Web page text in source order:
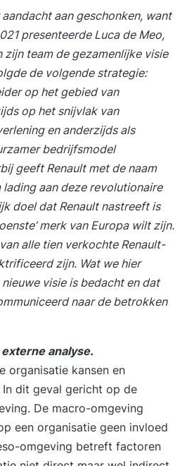
samenhang en
brengen Als je het een
team of organisatie mee
MT leden,
ik
situatie te
– De stappen
te gaan Strategisch
samenhang tussen missie,
Strategiebeoordeling –
strategie te herkennen en
een slechte OKR-methodiek
eigenaarschap,
verbeteren Theoretische
begrip van de theorie van
– Kennis om
– Stappen, timing en
Veranderen –
en handvaten hoe
Inrichting – Rollen,
proces en teams bij het
– Persoonlijke sterke
aan geschonken, want
presenteerde Luca de Meo,
zijn team de gezamenlijke visie
de volgende strategie:
op het gebied van
op het snijvlak van
en anderzijds als
bedrijfsmodel
geeft Renault met de naam
lading aan deze revolutionaire
doel dat Renault nastreeft is
merk van Europa wilt zijn.
alle tien verkochte Renault-
zijn. Wat we hier
visie is bedacht en dat
naar de betrokken
analyse.
organisatie kansen en
dit geval gericht op de
De macro-omgeving
een organisatie geen invloed
omgeving betreft factoren